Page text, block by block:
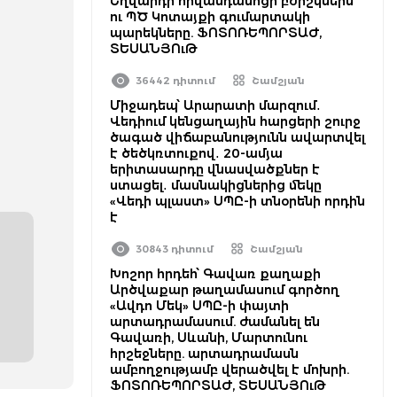
ու ՊԾ Կոտայքի գումարտակի
պարեկները. ՖՈՏՈՌԵՊՈՐՏԱԺ,
ՏԵՍԱՆՅՈւԹ
36442 դիտում Շամշյան
Միջադեպ՝ Արարատի մարզում․
Վեդիում կենցաղային հարցերի շուրջ
ծագած վիճաբանությունն ավարտվել
է ծեծկռտուքով․ 20-ամյա
երիտասարդը վնասվածքներ է
ստացել․ մասնակիցներից մեկը
«Վեդի պլաստ» ՍՊԸ-ի տնօրենի որդին
է
30843 դիտում Շամշյան
Խոշոր հրդեհ՝ Գավառ քաղաքի
Արծվաքար թաղամասում գործող
«Ավդո Մեկ» ՍՊԸ-ի փայտի
արտադրամասում. ժամանել են
Գավառի, Սևանի, Մարտունու
հրշեջները. արտադրամասն
ամբողջությամբ վերածվել է մոխրի.
ՖՈՏՈՌԵՊՈՐՏԱԺ, ՏԵՍԱՆՅՈւԹ